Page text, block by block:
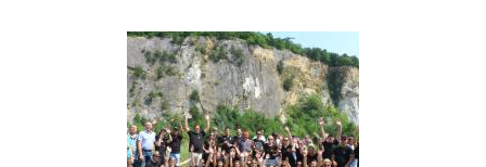
wertvollen
Lebensraum